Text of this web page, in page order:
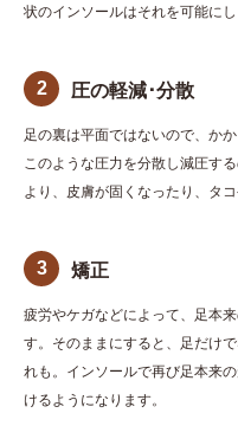
状のインソールはそれを可能にし
2 圧の軽減･分散
足の裏は平面ではないので、か
このような圧力を分散し減圧す
より、皮膚が固くなったり、タ
3 矯正
疲労やケガなどによって、足本
す。そのままにすると、足だけ
れも。インソールで再び足本来
けるようになります。